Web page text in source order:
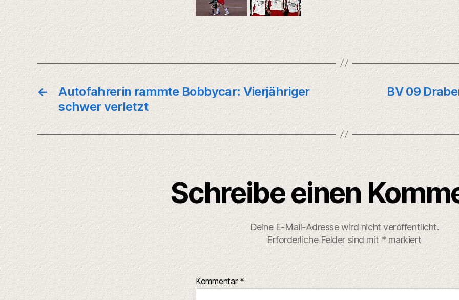
←
Autofahrerin rammte Bobbycar: Vierjähriger
schwer verletzt
BV 09
Schreibe einen
Deine E-Mail-Adresse wird nicht veröffentlicht.
Erforderliche Felder sind mit*markiert
Kommentar *